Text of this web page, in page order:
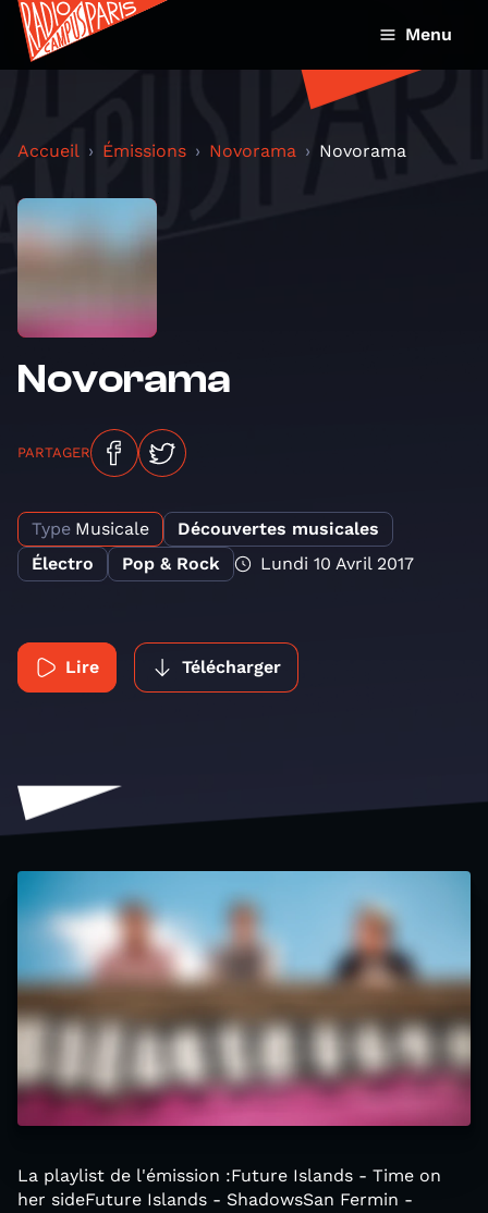
Menu
Accueil Émissions Novorama Novorama
Novorama
PARTAGER
Type Musicale
Découvertes musicales
Électro
Pop & Rock Lundi 10 Avril 2017
Lire Télécharger
La playlist de l'émission :Future Islands - Time on
her sideFuture Islands - ShadowsSan Fermin -